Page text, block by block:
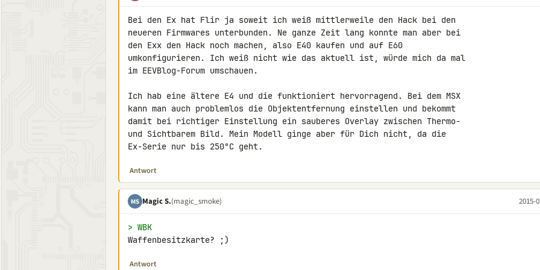
Bei den Ex hat Flir ja soweit ich weiß mittlerweile den Hack bei den
neueren Firmwares unterbunden. Ne ganze Zeit lang konnte man aber bei
den Exx den Hack noch machen, also E40 kaufen und auf E60
umkonfigurieren. Ich weiß nicht wie das aktuell ist, würde mich da mal
im EEVBlog-Forum umschauen.
Ich hab eine ältere E4 und die funktioniert hervorragend. Bei dem MSX
kann man auch problemlos die Objektentfernung einstellen und bekommt
damit bei richtiger Einstellung ein sauberes Overlay zwischen Thermo-
und Sichtbarem Bild. Mein Modell ginge aber für Dich nicht, da die
Ex-Serie nur bis 250°C geht.
Antwort
MS Magic S.(magic_smoke) 2015-
> WBK
Waffenbesitzkarte? ;)
Antwort